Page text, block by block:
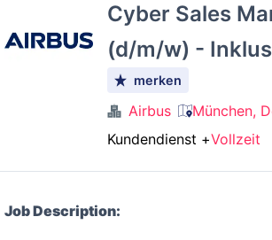
Cyber Sales
(d/m/w) -
merken
Airbus München,
Kundendienst +Vollzeit
Job Description: